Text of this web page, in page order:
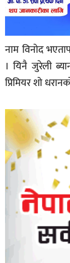
नाम विनोद
। यिनै जुरेली
प्रिमियर शो